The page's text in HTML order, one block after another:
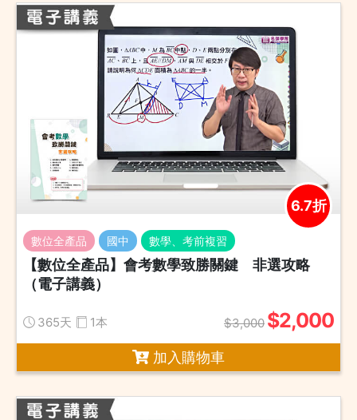
6.7折
數位全產品 國中 數學、考前複習
【數位全產品】會考數學致勝關鍵 非選攻略
（電子講義）
365天 1本 $3,000 $2,000
加入購物車